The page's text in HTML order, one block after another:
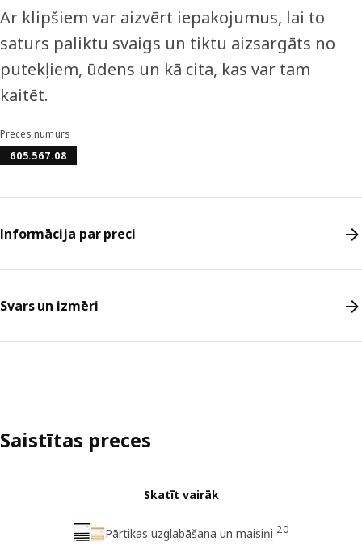
Ar klipšiem var aizvērt iepakojumus, lai to
saturs paliktu svaigs un tiktu aizsargāts no
putekļiem, ūdens un kā cita, kas var tam
kaitēt.
Preces numurs
605.567.08
Informācija par preci
Svars un izmēri
Saistītas preces
Skatīt vairāk
Pārtikas uzglabāšana un maisiņi 20